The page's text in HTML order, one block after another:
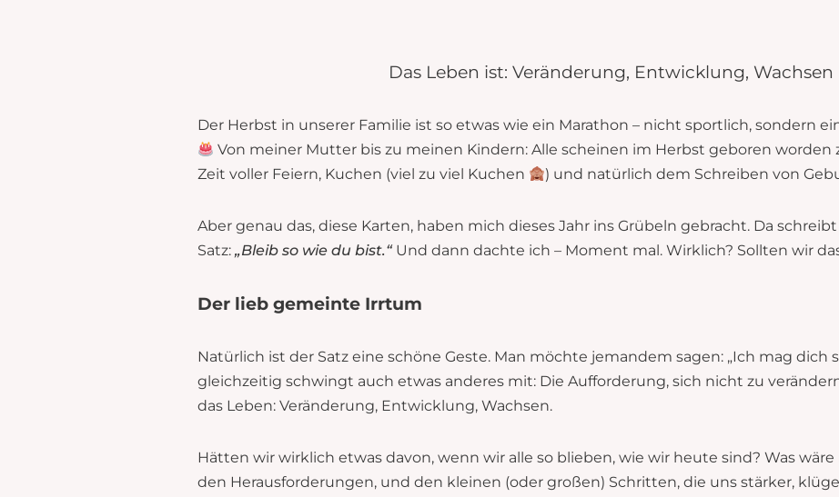
Das Leben ist: Veränderung, Entwicklung, Wachsen
Der Herbst in unserer Familie ist so etwas wie ein Marathon – nicht sportlich, sondern
Von meiner Mutter bis zu meinen Kindern: Alle scheinen im Herbst geboren worden
Zeit voller Feiern, Kuchen (viel zu viel Kuchen
) und natürlich dem Schreiben von
Aber genau das, diese Karten, haben mich dieses Jahr ins Grübeln gebracht. Da
Satz: „Bleib so wie du bist.“Und dann dachte ich – Moment mal. Wirklich? Sollten wir
Der lieb gemeinte Irrtum
Natürlich ist der Satz eine schöne Geste. Man möchte jemandem sagen: „Ich mag dich
gleichzeitig schwingt auch etwas anderes mit: Die Aufforderung, sich nicht zu
das Leben: Veränderung, Entwicklung, Wachsen.
Hätten wir wirklich etwas davon, wenn wir alle so blieben, wie wir heute sind? Was
den Herausforderungen, und den kleinen (oder großen) Schritten, die uns stärker,